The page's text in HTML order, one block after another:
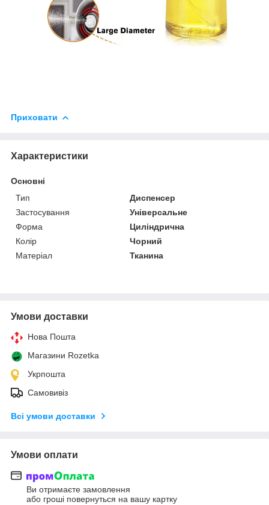
Приховати
Характеристики
Основні
Тип
Диспенсер
Застосування
Універсальне
Форма
Циліндрична
Колір
Чорний
Матеріал
Тканина
Умови доставки
Нова Пошта
Магазини Rozetka
Укрпошта
Самовивіз
Всі умови доставки
Умови оплати
Ви отримаєте замовлення
або гроші повернуться на вашу картку